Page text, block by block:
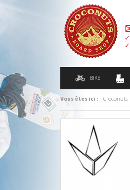
BIKE
Vous êtes ici : Croconuts